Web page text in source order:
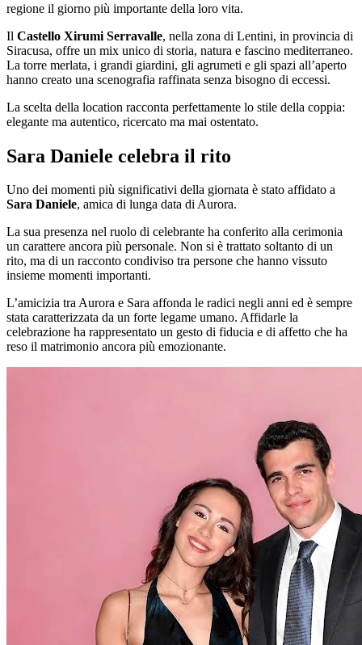
regione il giorno più importante della loro vita.
Il Castello Xirumi Serravalle, nella zona di Lentini, in provincia di
Siracusa, offre un mix unico di storia, natura e fascino mediterraneo.
La torre merlata, i grandi giardini, gli agrumeti e gli spazi all’aperto
hanno creato una scenografia raffinata senza bisogno di eccessi.
La scelta della location racconta perfettamente lo stile della coppia:
elegante ma autentico, ricercato ma mai ostentato.
Sara Daniele celebra il rito
Uno dei momenti più significativi della giornata è stato affidato a
Sara Daniele, amica di lunga data di Aurora.
La sua presenza nel ruolo di celebrante ha conferito alla cerimonia
un carattere ancora più personale. Non si è trattato soltanto di un
rito, ma di un racconto condiviso tra persone che hanno vissuto
insieme momenti importanti.
L’amicizia tra Aurora e Sara affonda le radici negli anni ed è sempre
stata caratterizzata da un forte legame umano. Affidarle la
celebrazione ha rappresentato un gesto di fiducia e di affetto che ha
reso il matrimonio ancora più emozionante.